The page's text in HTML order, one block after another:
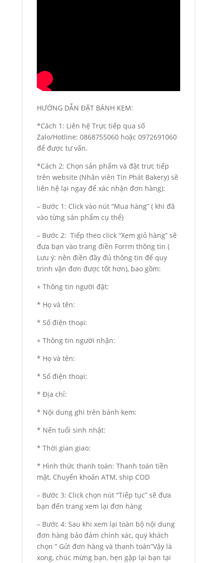
HƯỚNG DẪN ĐẶT BÁNH KEM:
*Cách 1: Liên hệ Trực tiếp qua số
Zalo/Hotline: 0868755060 hoặc 0972691060
để được tư vấn.
*Cách 2: Chọn sản phẩm và đặt trưc tiếp
trên website (Nhân viên Tín Phát Bakery) sẽ
liên hệ lại ngay để xác nhận đơn hàng):
– Bước 1: Click vào nút “Mua hàng” ( khi đã
vào từng sản phẩm cụ thể)
– Bước 2: Tiếp theo click “Xem giỏ hàng” sẽ
đưa bạn vào trang điền Forrm thông tin (
Lưu ý: nên điền đầy đủ thông tin để quy
trình vận đơn được tốt hơn), bao gồm:
+ Thông tin người đặt:
* Họ và tên:
* Số điện thoại:
+ Thông tin người nhận:
* Họ và tên:
* Số điện thoại:
* Địa chỉ:
* Nội dung ghi trên bánh kem:
* Nến tuổi sinh nhật:
* Thời gian giao:
* Hình thức thanh toán: Thanh toán tiền
mặt, Chuyển khoản ATM, ship COD
– Bước 3: Click chọn nút “Tiếp tục” sẽ đưa
bạn đến trang xem lại đơn hàng
– Bước 4: Sau khi xem lại toàn bộ nội dung
đơn hàng bảo đảm chính xác, quý khách
chọn ” Gửi đơn hàng và thanh toán”Vậy là
xong, chúc mừng bạn, hẹn gặp lại bạn tại